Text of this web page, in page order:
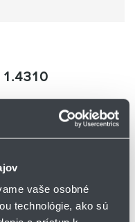
vaše osobné
technológie, ako sú
1.4310